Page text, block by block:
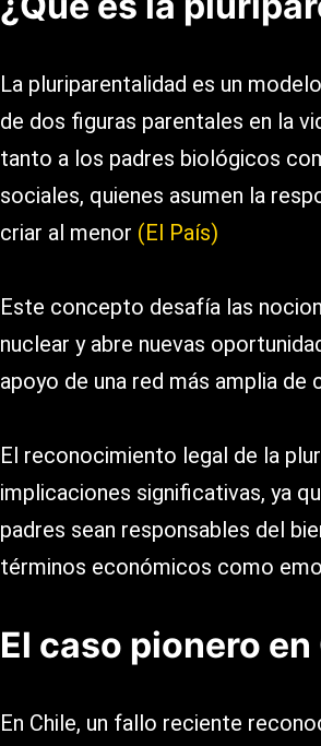
La pluriparentalidad es un
de dos figuras parentales en la
tanto a los padres biológicos
sociales, quienes asumen la
criar al menor​ (El País)
Este concepto desafía las
nuclear y abre nuevas
apoyo de una red más amplia de
El reconocimiento legal de la
implicaciones significativas, ya
padres sean responsables del
términos económicos como
El caso pionero en
En Chile, un fallo reciente